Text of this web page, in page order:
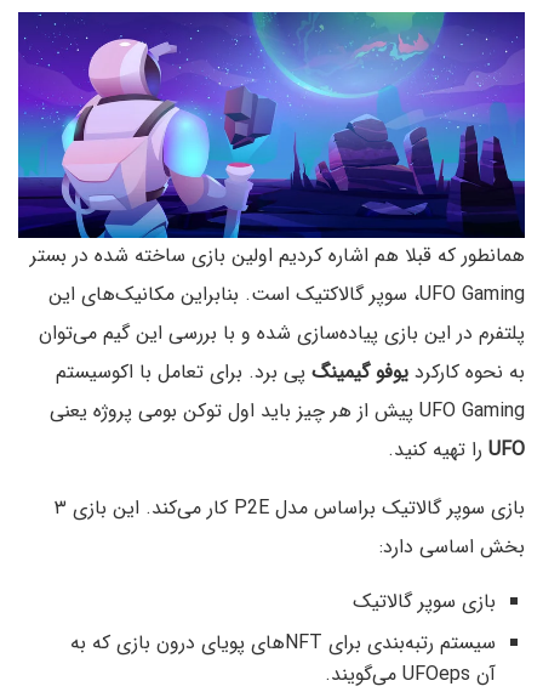
همانطور که قبلا هم اشاره کردیم اولین بازی ساخته شده در بستر
UFO Gaming، سوپر گالاکتیک است. بنابراین مکانیک‌های این
پلتفرم در این بازی پیاده‌سازی شده و با بررسی این گیم می‌توان
به نحوه کارکرد یوفو گیمینگ پی برد. برای تعامل با اکوسیستم
UFO Gaming پیش از هر چیز باید اول توکن بومی پروژه یعنی
UFO را تهیه کنید.
بازی سوپر گالاتیک براساس مدل P2E کار می‌کند. این بازی ۳
بخش اساسی دارد:
بازی سوپر گالاتیک
سیستم رتبه‌بندی برای NFTهای پویای درون بازی که به
آن UFOeps می‌گویند.